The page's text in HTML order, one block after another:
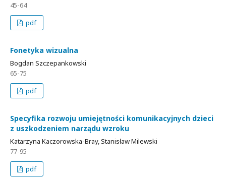
45-64
pdf
Fonetyka wizualna
Bogdan Szczepankowski
65-75
pdf
Specyfika rozwoju umiejętności komunikacyjnych dzieci
z uszkodzeniem narządu wzroku
Katarzyna Kaczorowska-Bray, Stanisław Milewski
77-95
pdf